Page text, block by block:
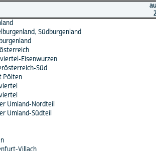
Südburgenland
Eisenwurzen
Süd
Pölten
Umland-Nordteil
Umland-Südteil